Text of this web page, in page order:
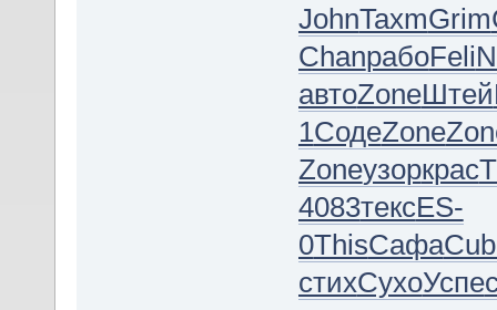
JohnTaxmGrim
ChanрабоFeli
автоZoneШтей
1СодеZone
Zoneузоркрас
4083тексES-
0ThisСафа
стихСухоУспе